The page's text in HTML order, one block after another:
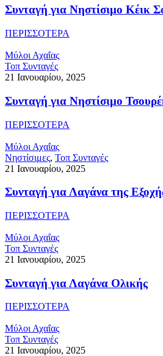
Συνταγή για Νηστίσιμο Κέικ
ΠΕΡΙΣΣΟΤΕΡΑ
Μύλοι Αχαΐας
Τοπ Συνταγές
21 Ιανουαρίου, 2025
Συνταγή για Νηστίσιμο
ΠΕΡΙΣΣΟΤΕΡΑ
Μύλοι Αχαΐας
Νηστίσιμες, Τοπ Συνταγές
21 Ιανουαρίου, 2025
Συνταγή για Λαγάνα της
ΠΕΡΙΣΣΟΤΕΡΑ
Μύλοι Αχαΐας
Τοπ Συνταγές
21 Ιανουαρίου, 2025
Συνταγή για Λαγάνα Ολικής
ΠΕΡΙΣΣΟΤΕΡΑ
Μύλοι Αχαΐας
Τοπ Συνταγές
21 Ιανουαρίου, 2025